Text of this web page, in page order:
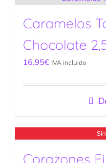
Caramelos
Chocolate
16.95€ IVA incluido
Corazones